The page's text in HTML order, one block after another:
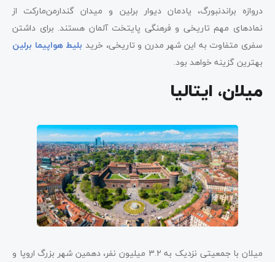
دروازه براندنبورگ، یادمان دیوار برلین و میدان گندارمن‌مارکت از
نمادهای مهم تاریخی و فرهنگی پایتخت آلمان هستند. برای داشتن
سفری متفاوت به این شهر مدرن و تاریخی، خرید بلیط هواپیما برلین
بهترین گزینه خواهد بود.
میلان، ایتالیا
میلان با جمعیتی نزدیک به ۳.۲ میلیون نفر، دهمین شهر بزرگ اروپا و